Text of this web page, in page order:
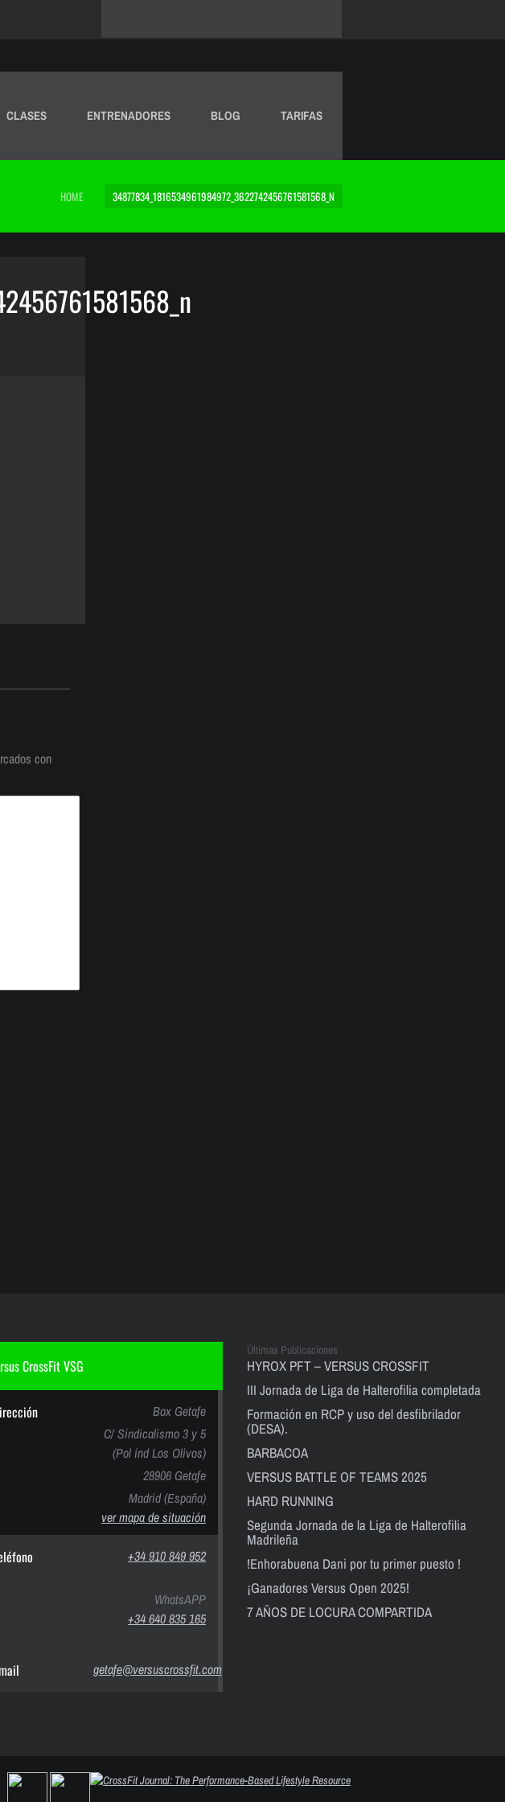
CLASES ENTRENADORES BLOG TARIFAS
HOME 34877834_1816534961984972_3622742456761581568_N
con
CrossFit VSG
Box Getafe
C/ Sindicalismo 3 y 5
(Pol ind Los Olivos)
28906 Getafe
Madrid (España)
ver mapa de situación
+34 910 849 952
WhatsAPP
+34 640 835 165
getafe@versuscrossfit.com
Últimas Publicaciones
HYROX PFT – VERSUS CROSSFIT
III Jornada de Liga de Halterofilia completada
Formación en RCP y uso del desfibrilador
(DESA).
BARBACOA
VERSUS BATTLE OF TEAMS 2025
HARD RUNNING
Segunda Jornada de la Liga de Halterofilia
Madrileña
!Enhorabuena Dani por tu primer puesto !
¡Ganadores Versus Open 2025!
7 AÑOS DE LOCURA COMPARTIDA